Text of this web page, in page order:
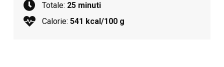
Totale: 25 minuti
Calorie:541 kcal/100 g